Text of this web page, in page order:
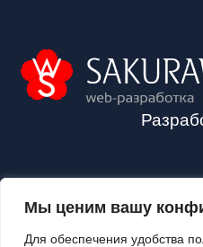
Мы ценим вашу
Для обеспечения удобства
2024©VALOZHIN.BY -